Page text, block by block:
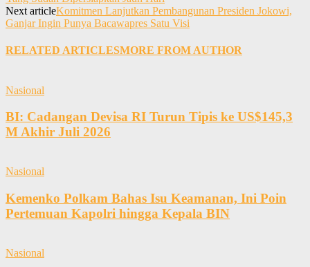
Next articleKomitmen Lanjutkan Pembangunan Presiden Jokowi,
Ganjar Ingin Punya Bacawapres Satu Visi
RELATED ARTICLESMORE FROM AUTHOR
Nasional
BI: Cadangan Devisa RI Turun Tipis ke US$145,3
M Akhir Juli 2026
Nasional
Kemenko Polkam Bahas Isu Keamanan, Ini Poin
Pertemuan Kapolri hingga Kepala BIN
Nasional